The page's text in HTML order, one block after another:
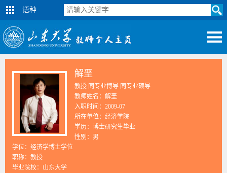
语种
解垩
教授 同专业博导 同专业硕导
教师姓名：解垩
入职时间：2009-07
所在单位：经济学院
学历：博士研究生毕业
性别：男
学位：经济学博士学位
职称：教授
毕业院校：山东大学